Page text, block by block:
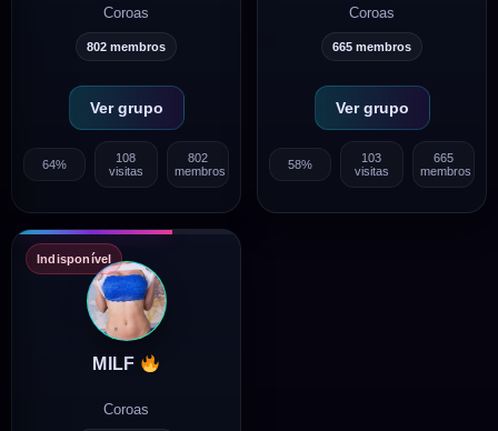
Coroas
802 membros
Ver grupo
64%
108
visitas
802
membros
Coroas
665 membros
Ver grupo
58%
103
visitas
665
membros
Indisponível
MILF
Coroas